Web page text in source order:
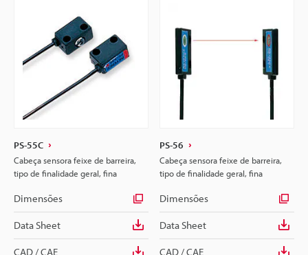
PS-55C
Cabeça sensora feixe de barreira,
tipo de finalidade geral, fina
Dimensões
Data Sheet
CAD / CAE
PS-56
Cabeça sensora feixe de barreira,
tipo de finalidade geral, fina
Dimensões
Data Sheet
CAD / CAE